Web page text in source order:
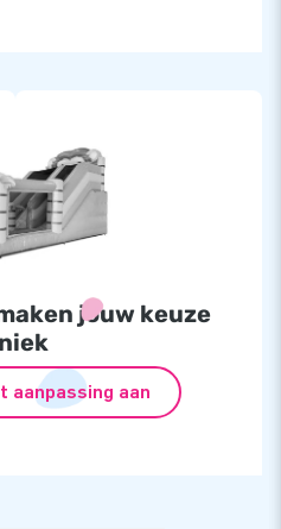
jouw keuze
aanpassing aan